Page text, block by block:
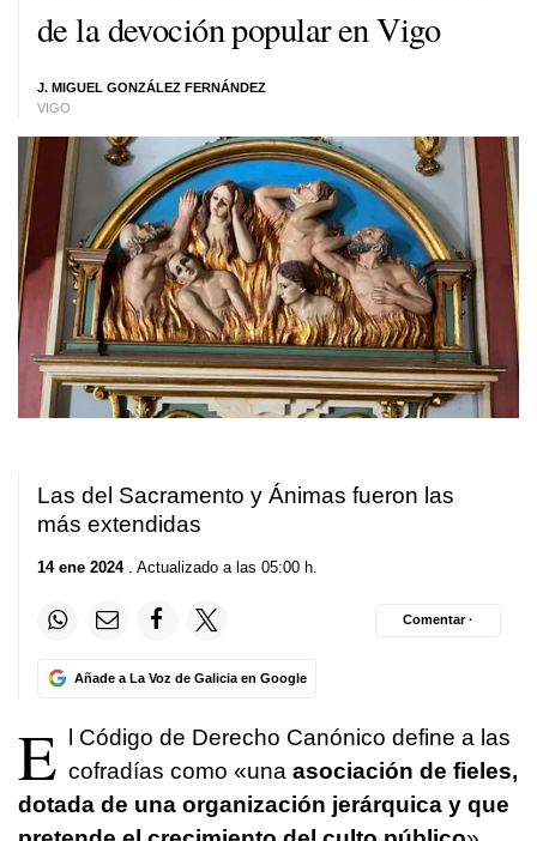
de la devoción popular en Vigo
J. MIGUEL GONZÁLEZ FERNÁNDEZ
VIGO
Las del Sacramento y Ánimas fueron las
más extendidas
14 ene 2024. Actualizado a las 05:00 h.
Añade a La Voz de Galicia en Google
Comentar ·
E l Código de Derecho Canónico define a las
cofradías como «una asociación de fieles,
dotada de una organización jerárquica y que